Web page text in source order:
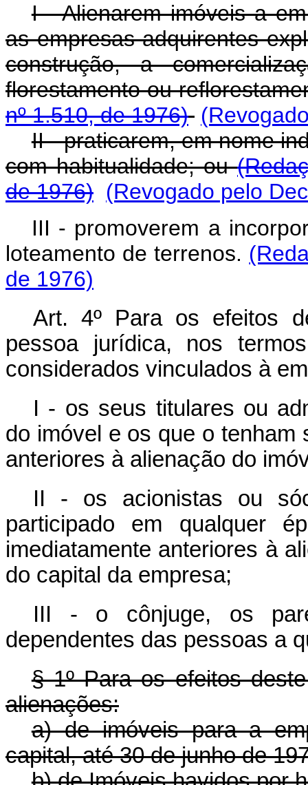
I - Alienarem imóveis a
as empresas adquirentes
construção, a
florestamento ou
nº 1.510, de 1976)
II - praticarem, em nome
com habitualidade; ou
de 1976) (Revogado pelo
III - promoverem a
loteamento de terrenos.
de 1976)
Art. 4º Para os efeitos
pessoa jurídica, nos
considerados vinculados à
I - os seus titulares ou
do imóvel e os que o tenham
anteriores à alienação do
II - os acionistas ou
participado em qualquer
imediatamente anteriores à
do capital da empresa;
III - o cônjuge, os
dependentes das pessoas a
§ 1º Para os efeitos
alienações:
a) de imóveis para a
capital, até 30 de junho de